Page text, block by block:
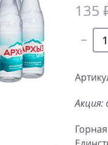
135
Акция: